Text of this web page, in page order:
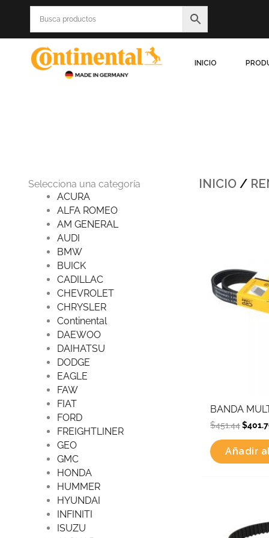
INICIO
Selecciona una categoría
ACURA
ALFA ROMEO
AM GENERAL
AUDI
BMW
BUICK
CADILLAC
CHEVROLET
CHRYSLER
Continental
DAEWOO
DAIHATSU
DODGE
EAGLE
FAW
FIAT
FORD
FREIGHTLINER
GEO
GMC
HONDA
HUMMER
HYUNDAI
INFINITI
ISUZU
INICIO/
BANDA
$451.44$
Añadir
was: